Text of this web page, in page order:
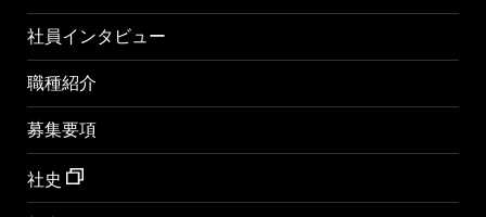
社員インタビュー
職種紹介
募集要項
社史